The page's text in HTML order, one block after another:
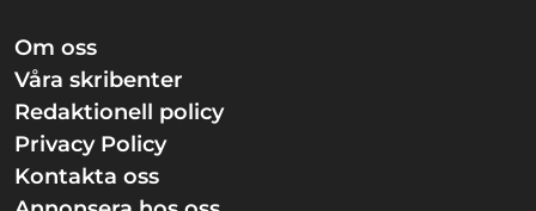
Om oss
Våra skribenter
Redaktionell policy
Privacy Policy
Kontakta oss